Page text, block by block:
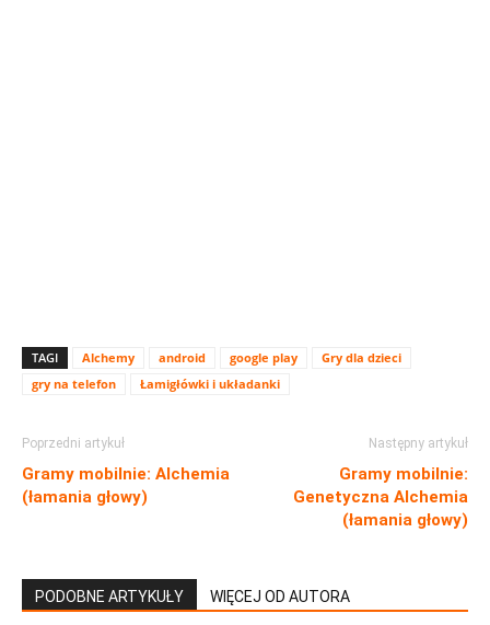
TAGI Alchemy android google play
Gry dla dzieci
gry na telefon
Łamigłówki i układanki
Poprzedni artykuł
Gramy mobilnie: Alchemia
(łamania głowy)
Następny artykuł
Gramy mobilnie:
Genetyczna Alchemia
(łamania głowy)
PODOBNE ARTYKUŁY WIĘCEJ OD AUTORA